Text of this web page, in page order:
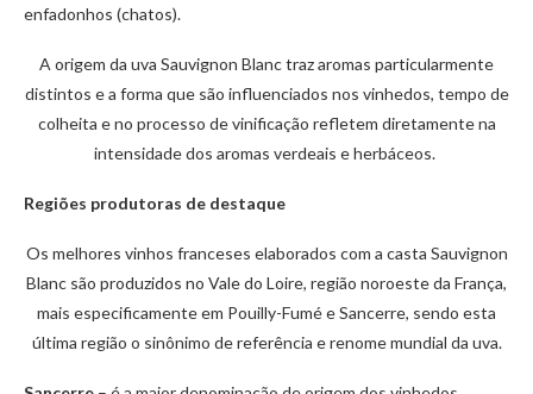
enfadonhos (chatos).
A origem da uva Sauvignon Blanc traz aromas particularmente
distintos e a forma que são influenciados nos vinhedos, tempo de
colheita e no processo de vinificação refletem diretamente na
intensidade dos aromas verdeais e herbáceos.
Regiões produtoras de destaque
Os melhores vinhos franceses elaborados com a casta Sauvignon
Blanc são produzidos no Vale do Loire, região noroeste da França,
mais especificamente em Pouilly-Fumé e Sancerre, sendo esta
última região o sinônimo de referência e renome mundial da uva.